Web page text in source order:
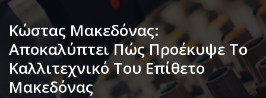
Κώστας Μακεδόνας:
Αποκαλύπτει Πώς Προέκυψε Το
Καλλιτεχνικό Του Επίθετο
Μακεδόνας